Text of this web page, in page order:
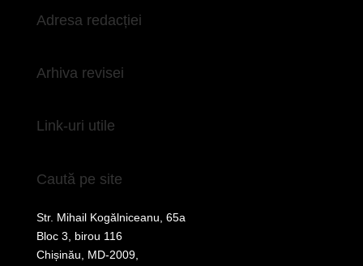
Adresa redacției
Arhiva revisei
Link-uri utile
Caută pe site
Str. Mihail Kogălniceanu, 65a
Bloc 3, birou 116
Chișinău, MD-2009,